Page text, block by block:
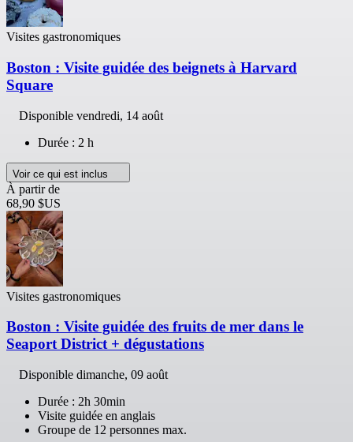
Visites gastronomiques
Boston : Visite guidée des beignets à Harvard
Square
Disponible vendredi, 14 août
Durée : 2 h
Voir ce qui est inclus
À partir de
68,90 $US
Visites gastronomiques
Boston : Visite guidée des fruits de mer dans le
Seaport District + dégustations
Disponible dimanche, 09 août
Durée : 2h 30min
Visite guidée en anglais
Groupe de 12 personnes max.